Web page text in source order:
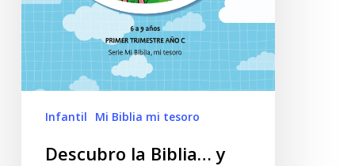
Infantil Mi Biblia mi tesoro
Descubro la Biblia… y